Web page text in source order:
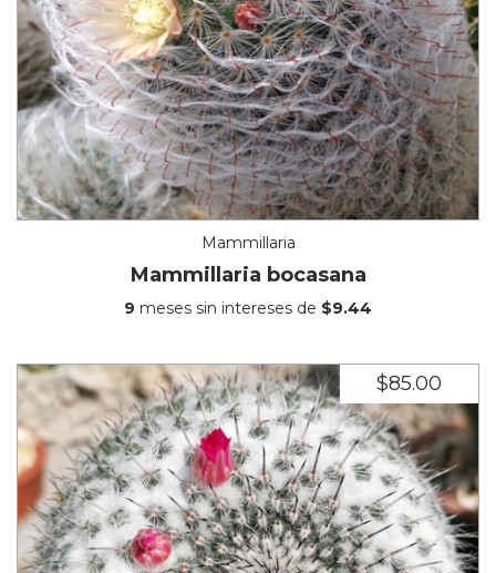
Mammillaria
Mammillaria bocasana
9 meses sin intereses de $9.44
$85.00